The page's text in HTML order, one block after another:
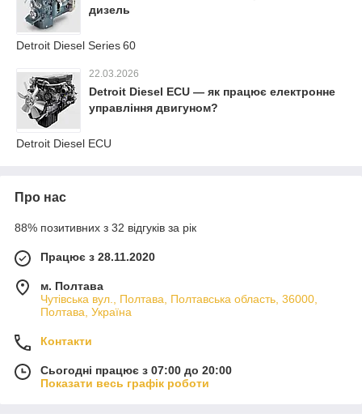
дизель
Detroit Diesel Series 60
22.03.2026
Detroit Diesel ECU — як працює електронне
управління двигуном?
Detroit Diesel ECU
Про нас
88% позитивних з 32 відгуків за рік
Працює з 28.11.2020
м. Полтава
Чутівська вул., Полтава, Полтавська область, 36000,
Полтава, Україна
Контакти
Сьогодні працює з 07:00 до 20:00
Показати весь графік роботи